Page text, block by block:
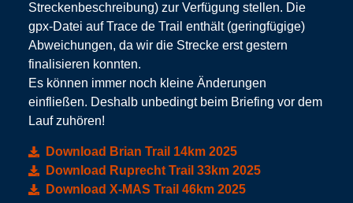
Streckenbeschreibung) zur Verfügung stellen. Die
gpx-Datei auf Trace de Trail enthält (geringfügige)
Abweichungen, da wir die Strecke erst gestern
finalisieren konnten.
Es können immer noch kleine Änderungen
einfließen. Deshalb unbedingt beim Briefing vor dem
Lauf zuhören!
Download Brian Trail 14km 2025
Download Ruprecht Trail 33km 2025
Download X-MAS Trail 46km 2025